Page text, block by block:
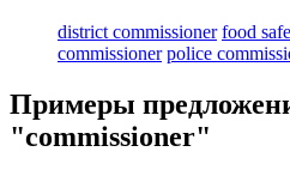
district commissioner food
commissioner police
Примеры
"commissioner"